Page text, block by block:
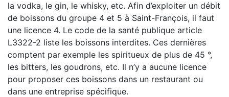
la vodka, le gin, le whisky, etc. Afin d’exploiter un débit
de boissons du groupe 4 et 5 à Saint-François, il faut
une licence 4. Le code de la santé publique article
L3322-2 liste les boissons interdites. Ces dernières
comptent par exemple les spiritueux de plus de 45 °,
les bitters, les goudrons, etc. Il n’y a aucune licence
pour proposer ces boissons dans un restaurant ou
dans une entreprise spécifique.